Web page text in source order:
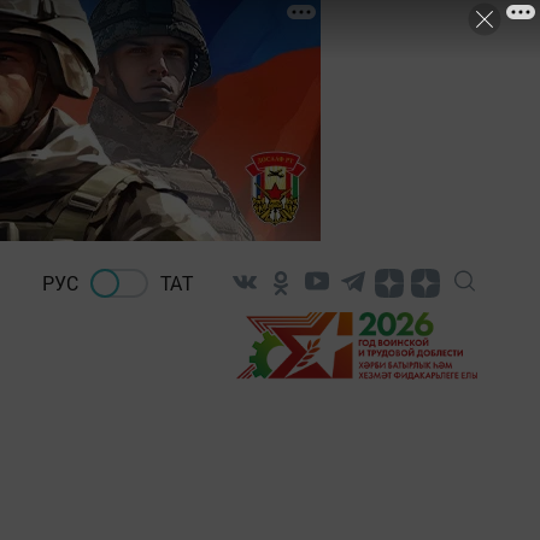
РУС ТАТ